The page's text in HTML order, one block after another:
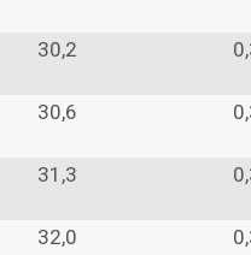
30,2
30,6
31,3
32,0